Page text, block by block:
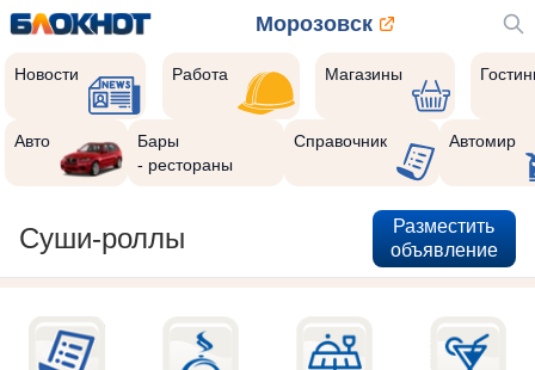
Морозовск
Новости Работа Магазины
Авто
Бары
- рестораны
Справочник Автомир
Суши-роллы
Разместить
объявление